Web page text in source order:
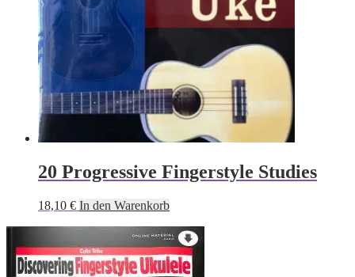
20 Progressive Fingerstyle Studies
18,10 € In den Warenkorb